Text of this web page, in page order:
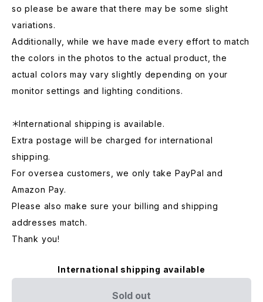
so please be aware that there may be some slight
variations.
Additionally, while we have made every effort to match
the colors in the photos to the actual product, the
actual colors may vary slightly depending on your
monitor settings and lighting conditions.
＊International shipping is available.
Extra postage will be charged for international
shipping.
For oversea customers, we only take PayPal and
Amazon Pay.
Please also make sure your billing and shipping
addresses match.
Thank you!
International shipping available
Sold out